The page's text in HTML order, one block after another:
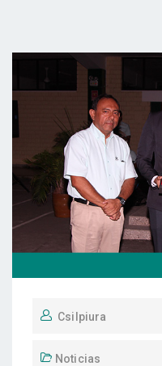
Csilpiura
Noticias